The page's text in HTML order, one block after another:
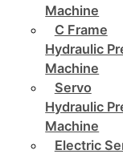
Machine
C Frame
Hydraulic
Machine
Servo
Hydraulic
Machine
Electric